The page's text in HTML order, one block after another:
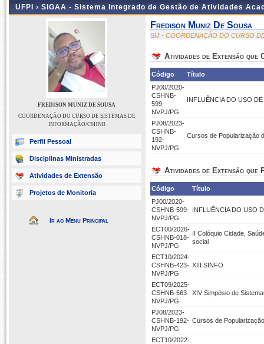
UFPI › SIGAA - Sistema Integrado de Gestão de Atividades
FREDISON MUNIZ DE SOUSA
COORDENAÇÃO DO CURSO DE SISTEMAS DE
INFORMAÇÃO/CSHNB
Perfil Pessoal
Disciplinas Ministradas
Atividades de Extensão
Projetos de Monitoria
Ir ao Menu Principal
Fredison Muniz De Sousa
SIJ - COORDENAÇÃO DO CURSO
Atividades de Extensão que
Código
Título
PJ00/2020-
CSHNB-
599-
NVPJ/PG
INFLUÊNCIA DO USO
PJ08/2023-
CSHNB-
192-
NVPJ/PG
Cursos de Popularização
Atividades de Extensão que
Código
Título
PJ00/2020-
CSHNB-599-
NVPJ/PG
INFLUÊNCIA DO USO
ECT00/2026-
CSHNB-018-
NVPJ/PG
II Colóquio Cidade,
social
ECT10/2024-
CSHNB-423-
NVPJ/PG
XIII SINFO
ECT09/2025-
CSHNB-563-
NVPJ/PG
XIV Simpósio de
PJ08/2023-
CSHNB-192-
NVPJ/PG
Cursos de
ECT10/2022-